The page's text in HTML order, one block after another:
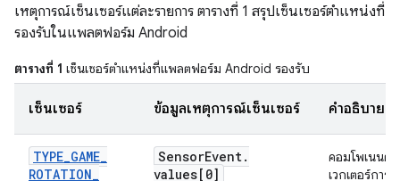
เหตุการณ์เซ็นเซอร์แต่ละรายการ ตารางที่ 1 สรุปเซ็นเซอร์ตำแหน่งที่
รองรับในแพลตฟอร์ม Android
ตารางที่ 1 เซ็นเซอร์ตำแหน่งที่แพลตฟอร์ม Android รองรับ
เซ็นเซอร์ ข้อมูลเหตุการณ์เซ็นเซอร์ คำอธิบาย
TYPE_GAME_
ROTATION_
SensorEvent.
values[0]
คอมโพเนนต์
เวกเตอร์การ